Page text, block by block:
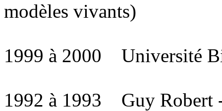
modèles vivants)
1999 à 2000 Université
1992 à 1993 Guy Robert